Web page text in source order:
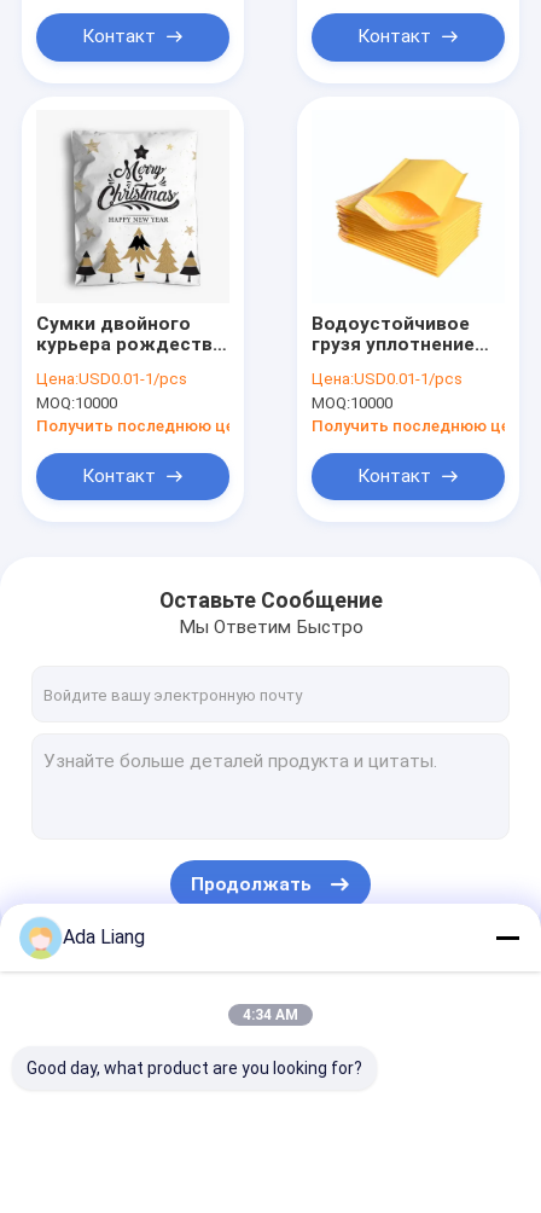
контактные данные
Бумажные составные чонсервные банкы
ясный пластичный цилиндр
Чонсервные банкы плиты олова
Контакт Контакт
Сумки двойного
курьера рождества
пересылая
упаковывая с
логотипом
Цена:USD0.01-1/pcs
MOQ:10000
Получить последнюю цену
Контакт
Водоустойчивое
грузя уплотнение
личности
отправителей
пузыря охватывает
Цена:USD0.01-1/pcs
MOQ:10000
Получить последнюю цену
Контакт
Оставьте Сообщение
Мы Ответим Быстро
Продолжать
Ada Liang
4:34 AM
Good day, what product are you looking for?